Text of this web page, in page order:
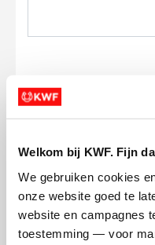
Welkom bij KWF. Fijn
We gebruiken cookies
onze website goed te
website en campagnes
toestemming — voor
en betaal €0.75